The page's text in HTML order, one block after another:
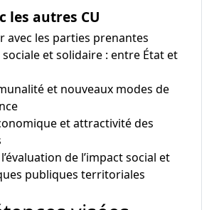
les autres CU
avec les parties prenantes
sociale et solidaire : entre État et
et nouveaux modes de
et attractivité des
de l’impact social et
publiques territoriales